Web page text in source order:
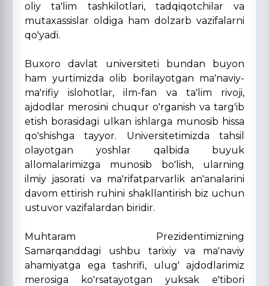
oliy ta'lim tashkilotlari, tadqiqotchilar va
mutaxassislar oldiga ham dolzarb vazifalarni
qo'yadi.
Buxoro davlat universiteti bundan buyon
ham yurtimizda olib borilayotgan ma'naviy-
ma'rifiy islohotlar, ilm-fan va ta'lim rivoji,
ajdodlar merosini chuqur o'rganish va targ'ib
etish borasidagi ulkan ishlarga munosib hissa
qo'shishga tayyor. Universitetimizda tahsil
olayotgan yoshlar qalbida buyuk
allomalarimizga munosib bo'lish, ularning
ilmiy jasorati va ma'rifatparvarlik an'analarini
davom ettirish ruhini shakllantirish biz uchun
ustuvor vazifalardan biridir.
Muhtaram Prezidentimizning
Samarqanddagi ushbu tarixiy va ma'naviy
ahamiyatga ega tashrifi, ulug' ajdodlarimiz
merosiga ko'rsatayotgan yuksak e'tibori